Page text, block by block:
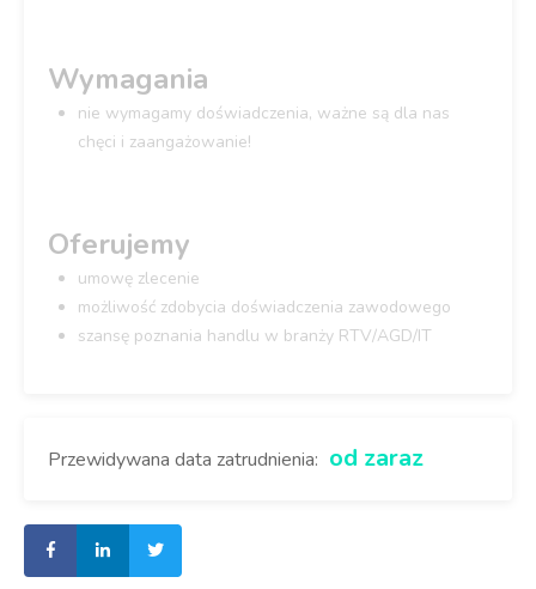
Wymagania
nie wymagamy doświadczenia, ważne są dla nas
chęci i zaangażowanie!
Oferujemy
umowę zlecenie
możliwość zdobycia doświadczenia zawodowego
szansę poznania handlu w branży RTV/AGD/IT
Przewidywana data zatrudnienia: od zaraz